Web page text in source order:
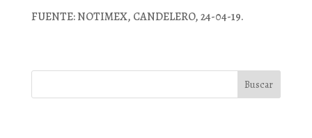
FUENTE: NOTIMEX, CANDELERO, 24-04-19.